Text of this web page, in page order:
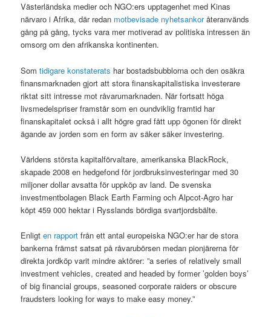
Västerländska medier och NGO:ers upptagenhet med Kinas
närvaro i Afrika, där redan motbevisade nyhetsankoråteranvänds
gång på gång, tycks vara mer motiverad av politiska intressen än
omsorg om den afrikanska kontinenten.
Somtidigare konstaterats har bostadsbubblorna och den osäkra
finansmarknaden gjort att stora finanskapitalistiska investerare
riktat sitt intresse mot råvarumarknaden. När fortsatt höga
livsmedelspriser framstår som en oundviklig framtid har
finanskapitalet också i allt högre grad fått upp ögonen för direkt
ägande av jorden som en form av säker säker investering.
Världens största kapitalförvaltare, amerikanska BlackRock,
skapade 2008 en hedgefond för jordbruksinvesteringar med 30
miljoner dollar avsatta för uppköp av land. De svenska
investmentbolagen Black Earth Farming och Alpcot-Agro har
köpt 459 000 hektar i Rysslands bördiga svartjordsbälte.
Enligten rapport från ett antal europeiska NGO:er har de stora
bankerna främst satsat på råvarubörsen medan pionjärerna för
direkta jordköp varit mindre aktörer: ”a series of relatively small
investment vehicles, created and headed by former ’golden boys’
of big financial groups, seasoned corporate raiders or obscure
fraudsters looking for ways to make easy money.”